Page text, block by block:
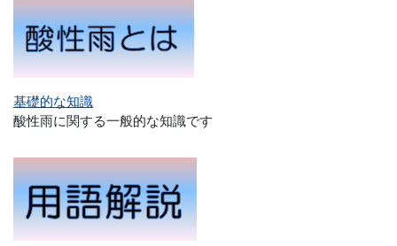
基礎的な知識
酸性雨に関する一般的な知識です